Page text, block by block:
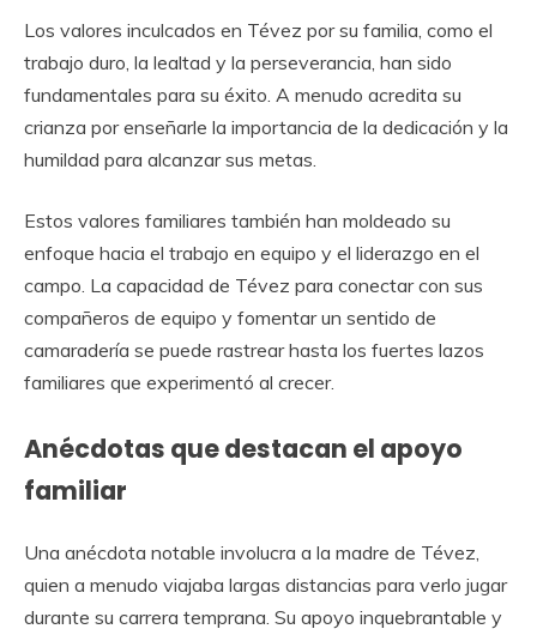
Los valores inculcados en Tévez por su familia, como el
trabajo duro, la lealtad y la perseverancia, han sido
fundamentales para su éxito. A menudo acredita su
crianza por enseñarle la importancia de la dedicación y la
humildad para alcanzar sus metas.
Estos valores familiares también han moldeado su
enfoque hacia el trabajo en equipo y el liderazgo en el
campo. La capacidad de Tévez para conectar con sus
compañeros de equipo y fomentar un sentido de
camaradería se puede rastrear hasta los fuertes lazos
familiares que experimentó al crecer.
Anécdotas que destacan el apoyo
familiar
Una anécdota notable involucra a la madre de Tévez,
quien a menudo viajaba largas distancias para verlo jugar
durante su carrera temprana. Su apoyo inquebrantable y